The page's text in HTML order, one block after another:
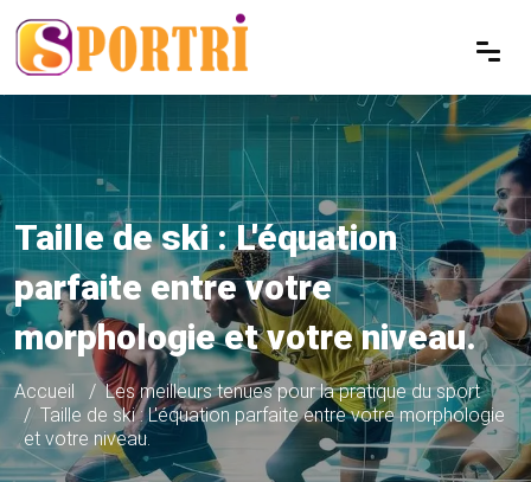
Taille de ski : L'équation
parfaite entre votre
morphologie et votre niveau.
Accueil
Les meilleurs tenues pour la pratique du sport
Taille de ski : L'équation parfaite entre votre morphologie
et votre niveau.